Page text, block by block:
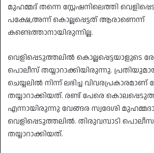
മുഹമ്മദ് തന്നെ സ്റ്റേഷനിലെത്തി
പക്ഷേ,അന്ന് കൊല്ലപ്പെട്ടത് ആരാണെന്ന്
കണ്ടെത്താനായിരുന്നില്ല.
വെളിപ്പെടുത്തലിൽ കൊല്ലപ്പെട്ടയാളുടെ
പൊലീസ് തയ്യാറാക്കിയിരുന്നു.
ചെയ്യലിൽ നിന്ന് ലഭിച്ച വിവരപ്രകാരമാണ്
തയ്യാറാക്കിയത്. രണ്ട് പേരെ
എന്നായിരുന്നു വേങ്ങര സ്വദേശി
വെളിപ്പെടുത്തലിൽ. തിരുവമ്പാടി
തയ്യാറാക്കിയത്.